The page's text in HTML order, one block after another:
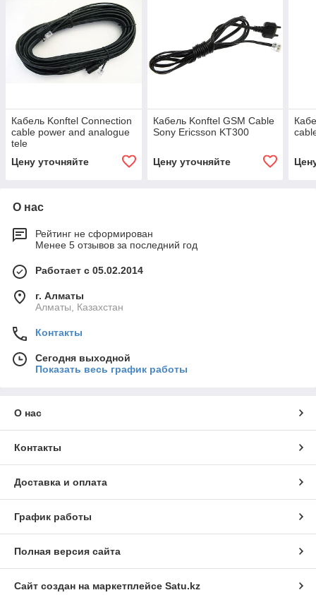
Кабель Konftel Connection
cable power and analogue
tele
Цену уточняйте
Кабель Konftel GSM Cable
Sony Ericsson KT300
Цену уточняйте
О нас
Рейтинг не сформирован
Менее 5 отзывов за последний год
Работает с 05.02.2014
г. Алматы
Алматы, Казахстан
Контакты
Сегодня выходной
Показать весь график работы
О нас
Контакты
Доставка и оплата
График работы
Полная версия сайта
Сайт создан на маркетплейсе Satu.kz